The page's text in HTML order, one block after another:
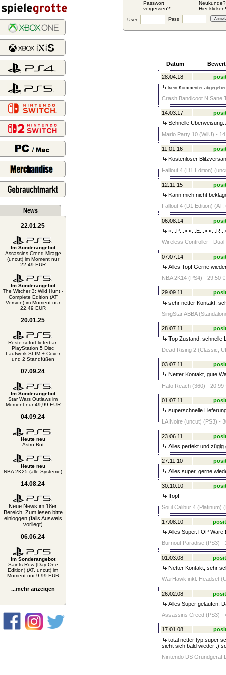
Passwort
vergessen?
Neukunde?
Hier klicken!
User Pass
News
22.01.25
Im Sonderangebot
Assassins Creed Mirage
(uncut) im Moment nur
22,49 EUR
Im Sonderangebot
The Witcher 3: Wild Hunt -
Complete Edition (AT
Version) im Moment nur
22,49 EUR
20.01.25
Reste sofort lieferbar:
PlayStation 5 Disc
Laufwerk SLIM + Cover
und 2 Standfüßen
07.09.24
Im Sonderangebot
Star Wars Outlaws im
Moment nur 49,99 EUR
04.09.24
Heute neu
Astro Bot
Heute neu
NBA 2K25 (alle Systeme)
14.08.24
Neue News im 18er
Bereich. Zum lesen bitte
einloggen (falls Ausweis
vorliegt)
06.06.24
Im Sonderangebot
Saints Row (Day One
Edition) (AT, uncut) im
Moment nur 9,99 EUR
...mehr anzeigen
Datum
28.04.18
kein Kommenter
Crash Bandicoot N.Sane
14.03.17
Schnelle Überweisung.
Mario Party 10 (WiiU) -
11.01.16
Kostenloser
Fallout 4 (D1 Edition)
12.11.15
Kann mich nicht
Fallout 4 (D1 Edition)
06.08.14
«:::P:::» «:::E:::»
Wireless Controller -
07.07.14
Alles Top! Gerne
NBA 2K14 (PS4) - 29,50 €
29.09.11
sehr netter Kontakt,
SingStar ABBA
28.07.11
Top Zustand, schnelle
Dead Rising 2 (Classic,
03.07.11
Netter Kontakt, gute
Halo Reach (360) - 20,99
01.07.11
superschnelle
LA Noire (uncut) (PS3) -
23.06.11
Alles perfekt und zügig
27.11.10
Alles super, gerne
30.10.10
Top!
Soul Calibur 4 (Platinum)
17.08.10
Alles Super.TOP
Burnout Paradise (PS3) -
01.03.08
Netter Kontakt, sehr
WarHawk inkl. Headset
26.02.08
Alles Super gelaufen,
Assassins Creed (PS3) -
17.01.08
total netter typ,super
sieht sich bald wieder :)
Nintendo DS Grundgerät